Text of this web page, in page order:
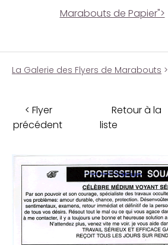
Marabouts de Papier">
La Galerie des Flyers de Marabouts
< Flyer
précédent
Retour à la
liste